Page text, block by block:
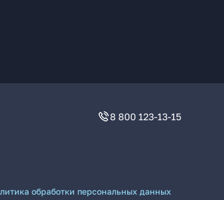
8 800 123-13-15
обработки персональных данных